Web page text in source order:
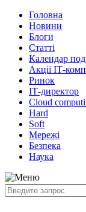
Головна
Новини
Блоги
Статті
Календар
Акції ІТ-
Ринок
ІТ-директор
Cloud
Hard
Soft
Мережі
Безпека
Наука